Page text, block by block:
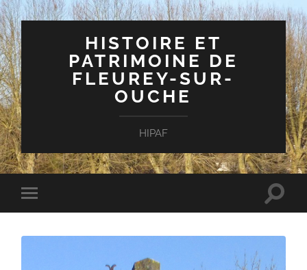
HISTOIRE ET
PATRIMOINE DE
FLEUREY-SUR-
OUCHE
HIPAF
Toggle
mobile
Toggle